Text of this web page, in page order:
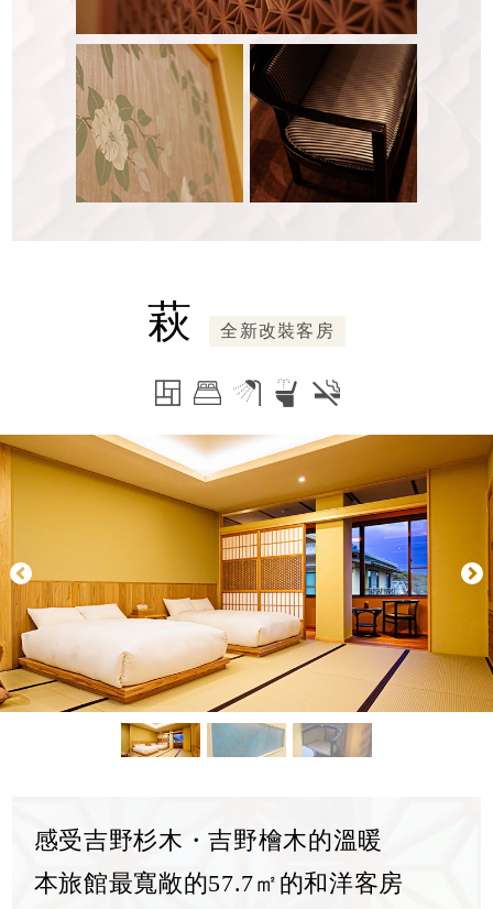
萩 全新改裝客房
感受吉野杉木・吉野檜木的溫暖
本旅館最寬敞的57.7㎡ 的和洋客房